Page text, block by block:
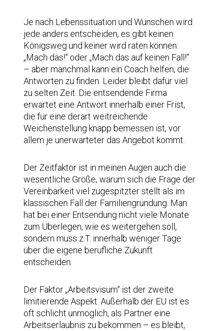
Je nach Lebenssituation und Wünschen wird
jede anders entscheiden, es gibt keinen
Königsweg und keiner wird raten können:
„Mach das!“ oder „Mach das auf keinen Fall!“
– aber manchmal kann ein Coach helfen, die
Antworten zu finden. Leider bleibt dafür viel
zu selten Zeit. Die entsendende Firma
erwartet eine Antwort innerhalb einer Frist,
die für eine derart weitreichende
Weichenstellung knapp bemessen ist, vor
allem je unerwarteter das Angebot kommt.
Der Zeitfaktor ist in meinen Augen auch die
wesentliche Größe, warum sich die Frage der
Vereinbarkeit viel zugespitzter stellt als im
klassischen Fall der Familiengründung. Man
hat bei einer Entsendung nicht viele Monate
zum Überlegen, wie es weitergehen soll,
sondern muss z.T. innerhalb weniger Tage
über die eigene berufliche Zukunft
entscheiden.
Der Faktor „Arbeitsvisum“ ist der zweite
limitierende Aspekt. Außerhalb der EU ist es
oft schlicht unmöglich, als Partner eine
Arbeitserlaubnis zu bekommen – es bleibt,